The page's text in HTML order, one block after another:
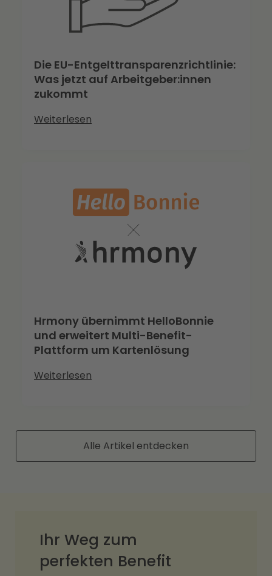
Die EU-Entgelttransparenzrichtlinie:
Was jetzt auf Arbeitgeber:innen
zukommt
Weiterlesen
Hrmony übernimmt HelloBonnie
und erweitert Multi-Benefit-
Plattform um Kartenlösung
Weiterlesen
Alle Artikel entdecken
Ihr Weg zum
perfekten Benefit